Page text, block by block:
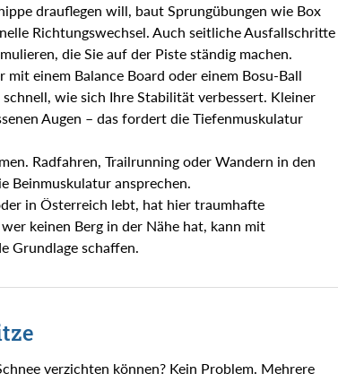
drauflegen will, baut Sprungübungen wie Box
Richtungswechsel. Auch seitliche Ausfallschritte
die Sie auf der Piste ständig machen.
einem Balance Board oder einem Bosu-Ball
wie sich Ihre Stabilität verbessert. Kleiner
Augen – das fordert die Tiefenmuskulatur
Radfahren, Trailrunning oder Wandern in den
Beinmuskulatur ansprechen.
in Österreich lebt, hat hier traumhafte
keinen Berg in der Nähe hat, kann mit
Grundlage schaffen.
verzichten können? Kein Problem. Mehrere